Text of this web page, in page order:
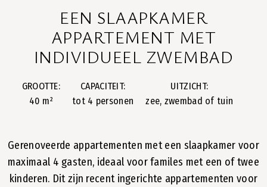
EEN SLAAPKAMER
APPARTEMENT MET
INDIVIDUEEL ZWEMBAD
GROOTTE:
40 m²
CAPACITEIT:
tot 4 personen
UITZICHT:
zee, zwembad of tuin
Gerenoveerde appartementen met een slaapkamer voor
maximaal 4 gasten, ideaal voor familes met een of twee
kinderen. Dit zijn recent ingerichte appartementen voor